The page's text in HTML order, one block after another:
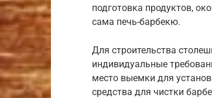
подготовка продуктов,
сама печь-барбекю.
Для строительства
индивидуальные
место выемки для
средства для чистки